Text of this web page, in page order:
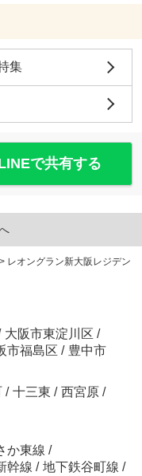
集
で共有する
> レオングラン新大阪レジデン
大阪市東淀川区 /
市福島区 / 豊中市
/ 十三東 / 西宮原 /
か東線 /
幹線 / 地下鉄谷町線 /